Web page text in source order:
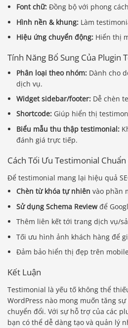
Font chữ: Đồng bộ với phong
Hình nền & khung: Làm
Hiệu ứng chuyển động: Hiển thị
Tính Năng Bổ Sung Của Plugin
Phân loại theo nhóm: Dành cho
dịch vụ.
Widget sidebar/footer: Dễ chèn
Shortcode: Giúp hiển thị
Biểu mẫu thu thập testimonial:
đánh giá trực tiếp.
Cách Tối Ưu Testimonial Chuẩn
Để testimonial mang lại hiệu quả
Chèn từ khóa tự nhiên vào phần
Sử dụng Schema Reviewđể
Thêm liên kết tới trang dịch vụ/
Tối ưu hình ảnh khách hàng để
Đảm bảo hiển thị đẹp trên
Kết Luận
Testimonial là yếu tố không thể
WordPress nào mong muốn tăng
chuyển đổi. Với sự hỗ trợ của các
bạn có thể dễ dàng tạo và quản lý